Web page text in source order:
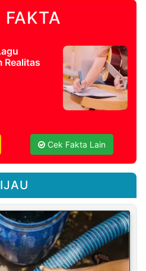
FAKTA
Realitas
Cek Fakta Lain